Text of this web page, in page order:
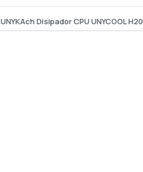
UNYKAch Disipador CPU UNYCOOL H20